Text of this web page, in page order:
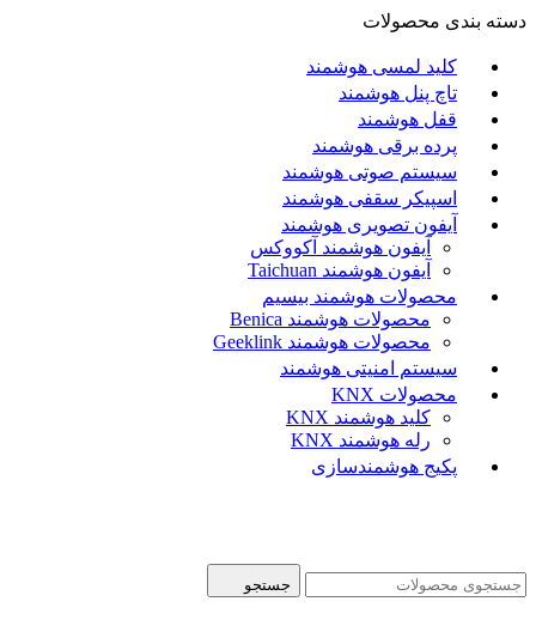
دسته بندی محصولات
کلید لمسی هوشمند
تاچ پنل هوشمند
قفل هوشمند
پرده برقی هوشمند
سیستم صوتی هوشمند
اسپیکر سقفی هوشمند
آیفون تصویری هوشمند
آيفون هوشمند آکووکس
آیفون هوشمند Taichuan
محصولات هوشمند بیسیم
محصولات هوشمند Benica
محصولات هوشمند Geeklink
سیستم امنیتی هوشمند
محصولات KNX
کلید هوشمند KNX
رله هوشمند KNX
پکیج هوشمندسازی
جستجو